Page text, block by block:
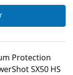
Protection
SX50 HS